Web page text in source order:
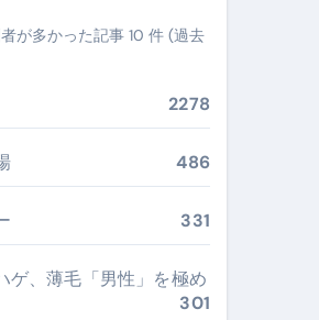
エアを目的別に選ぶコツと、失敗し
#ナレーター #小林将大
#ナレーター #小林将大
#ナレーター #小林将大
が多かった記事 10 件 (過去
2278
486
331
ゲ、薄毛「男性」を極め
301